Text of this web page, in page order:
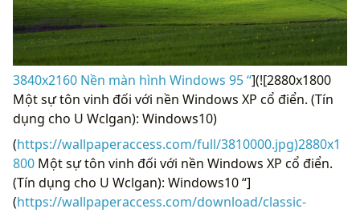
3840x2160 Nền màn hình Windows 95 “](![2880x1800
Một sự tôn vinh đối với nền Windows XP cổ điển. (Tín
dụng cho U Wclgan): Windows10)
(https://wallpaperaccess.com/full/3810000.jpg)2880x1
800 Một sự tôn vinh đối với nền Windows XP cổ điển.
(Tín dụng cho U Wclgan): Windows10 “]
(https://wallpaperaccess.com/download/classic-